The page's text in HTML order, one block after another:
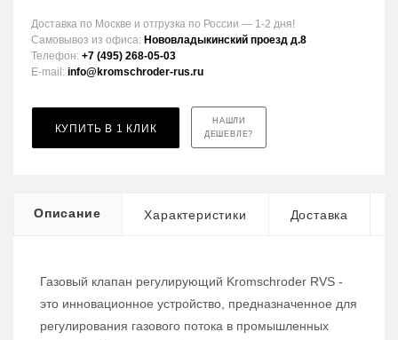
Доставка по Москве и отгрузка по России — 1-2 дня!
Самовывоз из офиса: Нововладыкинский проезд д.8
Телефон: +7 (495) 268-05-03
E-mail: info@kromschroder-rus.ru
КУПИТЬ В 1 КЛИК
НАШЛИ
ДЕШЕВЛЕ?
Описание Характеристики Доставка
Газовый клапан регулирующий Kromschroder RVS -
это инновационное устройство, предназначенное для
регулирования газового потока в промышленных